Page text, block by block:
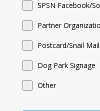
SPSN Facebook/
Partner
Postcard/Snail Mail
Dog Park Signage
Other